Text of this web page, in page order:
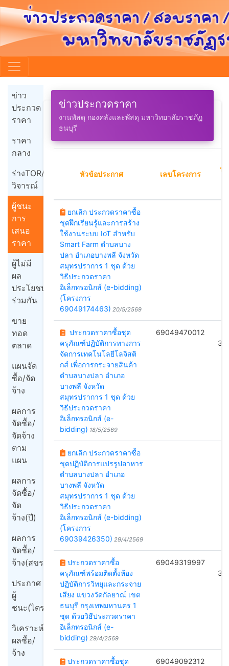
ข่าว
ประกวด
ราคา
ราคา
กลาง
ร่างTOR/
วิจารณ์
ผู้ชนะ
การ
เสนอ
ราคา
ผู้ไม่มี
ผล
ประโยชน์
ร่วมกัน
ขาย
ทอด
ตลาด
แผนจัด
ซื้อ/จัด
จ้าง
ผลการ
จัดซื้อ/
จัดจ้าง
ตาม
แผน
ผลการ
จัดซื้อ/
จัด
จ้าง(ปี)
ผลการ
จัดซื้อ/
จ้าง(สขร1)
ประกาศ
ผู้
ชนะ(ไตรมาส)
วิเคราะห์
ผลซื้อ/
จ้าง
ข่าวประกวดราคา
งานพัสดุ กองคลังและพัสดุ มหาวิทยาลัยราชภัฏ
ธนบุรี
หัวข้อประกาศ เลขโครงการ
ป
ยกเลิก ประกวดราคาซื้อ
ชุดฝึกเรียนรู้และการสร้าง
ใช้งานระบบ IoT สำหรับ
Smart Farm ตำบลบาง
ปลา อำเภอบางพลี จังหวัด
สมุทรปราการ 1 ชุด ด้วย
วิธีประกวดราคา
อิเล็กทรอนิกส์ (e-bidding)
(โครงการ
69049174463) 20/5/2569
ประกวดราคาซื้อชุด
ครุภัณฑ์ปฏิบัติการทางการ
จัดการเทคโนโลยีโลจิสติ
กส์ เพื่อการกระจายสินค้า
ตำบลบางปลา อำเภอ
บางพลี จังหวัด
สมุทรปราการ 1 ชุด ด้วย
วิธีประกวดราคา
อิเล็กทรอนิกส์ (e-
bidding) 18/5/2569
69049470012
ยกเลิก ประกวดราคาซื้อ
ชุดปฏิบัติการแปรรูปอาหาร
ตำบลบางปลา อำเภอ
บางพลี จังหวัด
สมุทรปราการ 1 ชุด ด้วย
วิธีประกวดราคา
อิเล็กทรอนิกส์ (e-bidding)
(โครงการ
69039426350) 29/4/2569
ประกวดราคาซื้อ
ครุภัณฑ์พร้อมติดตั้งห้อง
ปฏิบัติการวิทยุและกระจาย
เสียง แขวงวัดกัลยาณ์ เขต
ธนบุรี กรุงเทพมหานคร 1
ชุด ด้วยวิธีประกวดราคา
อิเล็กทรอนิกส์ (e-
bidding) 29/4/2569
69049319997
ประกวดราคาซื้อชุด
69049092312